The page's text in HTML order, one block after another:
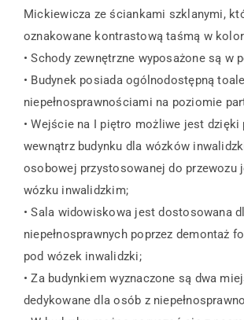
Mickiewicza ze ściankami szklanymi,
oznakowane kontrastową taśmą w
• Schody zewnętrzne wyposażone są w
• Budynek posiada ogólnodostępną
niepełnosprawnościami na poziomie
• Wejście na I piętro możliwe jest dzięki
wewnątrz budynku dla wózków
osobowej przystosowanej do przewozu
wózku inwalidzkim;
• Sala widowiskowa jest dostosowana
niepełnosprawnych poprzez demontaż
pod wózek inwalidzki;
• Za budynkiem wyznaczone są dwa
dedykowane dla osób z